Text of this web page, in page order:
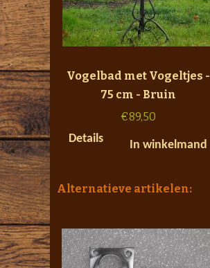
Vogelbad met Vogeltjes -
75 cm - Bruin
€89,50
Details
In winkelmand
Alternatieve artikelen: